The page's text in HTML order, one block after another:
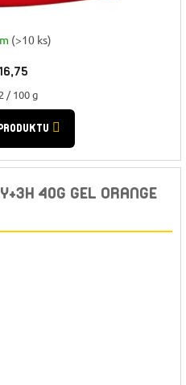
(>10 ks)
/ 100 g
40G GEL ORANGE